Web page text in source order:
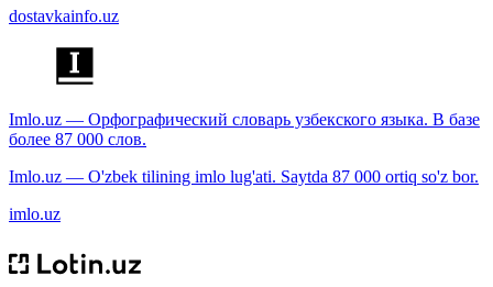
dostavkainfo.uz
Imlo.uz — Орфографический словарь узбекского языка. В базе
более 87 000 слов.
Imlo.uz — O'zbek tilining imlo lug'ati. Saytda 87 000 ortiq so'z bor.
imlo.uz